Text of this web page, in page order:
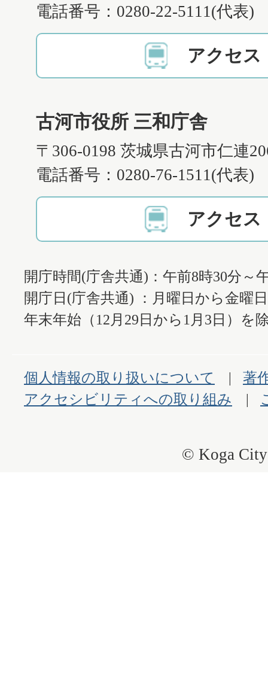
電話番号：0280-22-5111(代表)
アクセス
古河市役所 三和庁舎
〒306-0198 茨城県古河市仁連
電話番号：0280-76-1511(代表)
アクセス
開庁時間(庁舎共通)：午前8時30分～
開庁日(庁舎共通) ：月曜日から金曜
年末年始（12月29日から1月3日）を
個人情報の取り扱いについて
著
アクセシビリティへの取り組み
© Koga City